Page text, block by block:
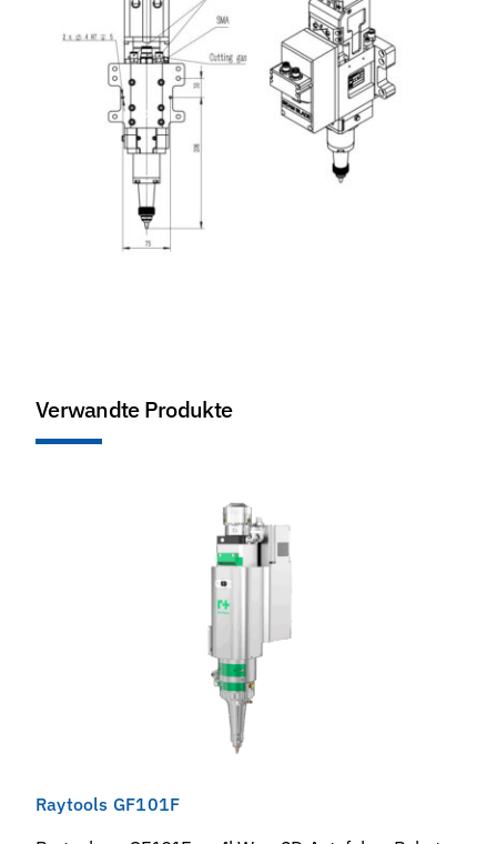
Verwandte Produkte
Raytools GF101F